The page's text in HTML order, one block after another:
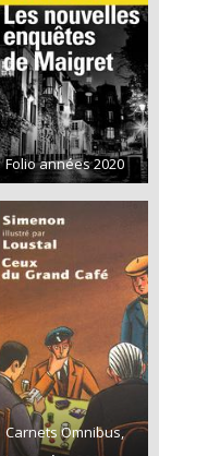
Folio années 2020
Carnets Omnibus,